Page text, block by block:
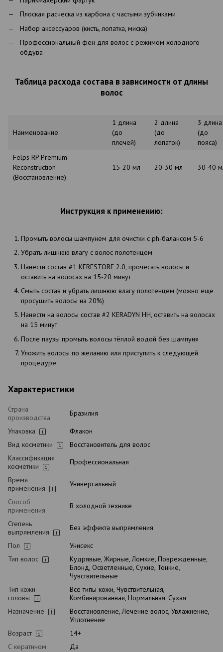
Плоская расческа из карбона с частыми зубчиками
Набор аксессуаров (кисть, лопатка, миска)
Профессиональный фен для волос с режимом холодного
обдува
Таблица расхода состава в зависимости от длины
волос
Наименование
1 длина
(до
плечей)
2 длина
(до
лопаток)
3 длина
(до
пояса)
Felps RP Premium
Reconstruction
(Восстановление)
15-20 мл 20-30 мл 30-40
Инструкция к применению:
Промыть волосы шампунем для очистки с ph-балансом 5-6
Убрать лишнюю влагу с волос полотенцем
Нанести состав #1 KERESTORE 2.0, прочесать волосы и
оставить на волосах на 15-20 минут
Смыть состав и убрать лишнюю влагу полотенцем (можно еще
просушить волосы на 20%)
Нанести на волосы состав #2 KERADYN HH, оставить на волосах
на 15 минут
После паузы промыть волосы тёплой водой без шампуня
Уложить волосы по желанию или приступить к следующей
процедуре
Характеристики
Страна
производства
Бразилия
Упаковка
Флакон
Вид косметики
Восстановитель для волос
Классификация
косметики
Профессиональная
Время
применения
Универсальный
Способ
применения
В холодной технике
Степень
выпрямления
Без эффекта выпрямления
Пол
Унисекс
Тип волос
Кудрявые, Жирные, Ломкие, Поврежденные,
Блонд, Осветленные, Сухие, Тонкие,
Чувствительные
Тип кожи
головы
Все типы кожи, Чувствительная,
Комбинированная, Нормальная, Сухая
Назначение
Восстановление, Лечение волос, Увлажнение,
Уплотнение
Возраст
14+
С кератином
Да